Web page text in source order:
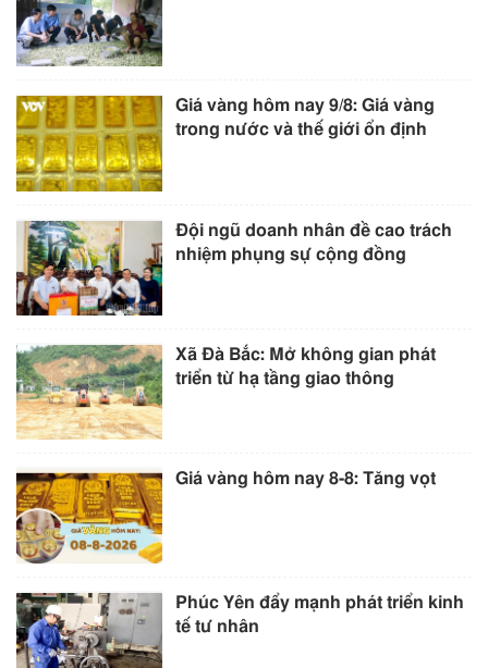
Giá vàng hôm nay 9/8: Giá vàng
trong nước và thế giới ổn định
Đội ngũ doanh nhân đề cao trách
nhiệm phụng sự cộng đồng
Xã Đà Bắc: Mở không gian phát
triển từ hạ tầng giao thông
Giá vàng hôm nay 8-8: Tăng vọt
Phúc Yên đẩy mạnh phát triển kinh
tế tư nhân